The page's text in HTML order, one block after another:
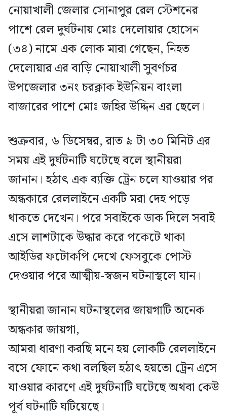
নোয়াখালী জেলার সোনাপুর রেল স্টেশনের
পাশে রেল দুর্ঘটনায় মোঃ দেলোয়ার হোসেন
(৩৪) নামে এক লোক মারা গেছেন, নিহত
দেলোয়ার এর বাড়ি নোয়াখালী সুবর্ণচর
উপজেলার ৩নং চরক্লাক ইউনিয়ন বাংলা
বাজারের পাশে মোঃ জহির উদ্দিন এর ছেলে।
শুক্রবার, ৬ ডিসেম্বর, রাত ৯ টা ৩০ মিনিট এর
সময় এই দুর্ঘটনাটি ঘটেছে বলে স্থানীয়রা
জানান। হঠাৎ এক ব্যক্তি ট্রেন চলে যাওয়ার পর
অন্ধকারে রেললাইনে একটি মরা দেহ পড়ে
থাকতে দেখেন। পরে সবাইকে ডাক দিলে সবাই
এসে লাশটাকে উদ্ধার করে পকেটে থাকা
আইডির ফটোকপি দেখে ফেসবুকে পোস্ট
দেওয়ার পরে আত্মীয়-স্বজন ঘটনাস্থলে যান।
স্থানীয়রা জানান ঘটনাস্থলের জায়গাটি অনেক
অন্ধকার জায়গা,
আমরা ধারণা করছি মনে হয় লোকটি রেললাইনে
বসে ফোনে কথা বলছিল হঠাৎ হয়তো ট্রেন এসে
যাওয়ার কারণে এই দুর্ঘটনাটি ঘটেছে অথবা কেউ
পূর্ব ঘটনাটি ঘটিয়েছে।